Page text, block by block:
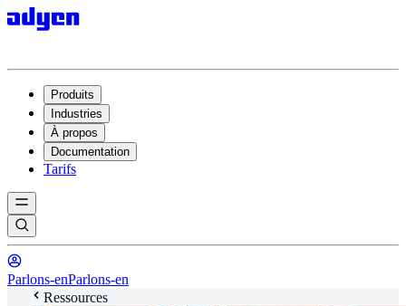
Produits
Industries
À propos
Documentation
Tarifs
Parlons-enParlons-en
Ressources